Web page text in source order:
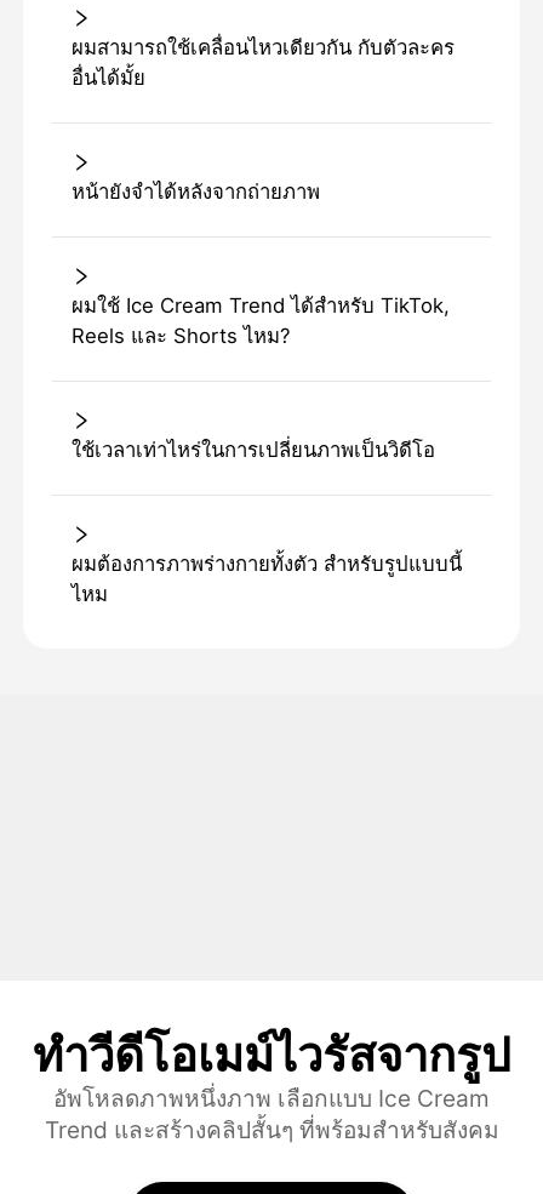
ผมสามารถใช้เคลื่อนไหวเดียวกัน กับตัวละคร
อื่นได้มั้ย
หน้ายังจําได้หลังจากถ่ายภาพ
ผมใช้ Ice Cream Trend ได้สําหรับ TikTok,
Reels และ Shorts ไหม?
ใช้เวลาเท่าไหร่ในการเปลี่ยนภาพเป็นวิดีโอ
ผมต้องการภาพร่างกายทั้งตัว สําหรับรูปแบบนี้
ไหม
ทําวีดีโอเมม์ไวรัสจากรูป
อัพโหลดภาพหนึ่งภาพ เลือกแบบ Ice Cream
Trend และสร้างคลิปสั้นๆ ที่พร้อมสําหรับสังคม